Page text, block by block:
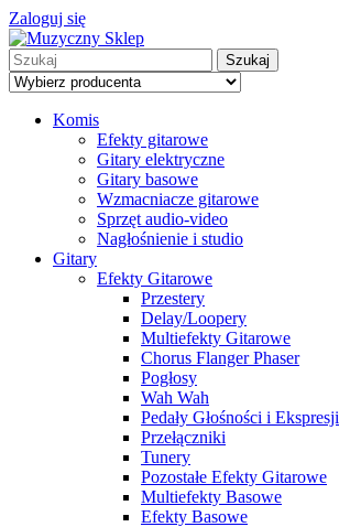
Zaloguj się
Szukaj
Komis
Efekty gitarowe
Gitary elektryczne
Gitary basowe
Wzmacniacze gitarowe
Sprzęt audio-video
Nagłośnienie i studio
Gitary
Efekty Gitarowe
Przestery
Delay/Loopery
Multiefekty Gitarowe
Chorus Flanger Phaser
Pogłosy
Wah Wah
Pedały Głośności i Ekspresji
Przełączniki
Tunery
Pozostałe Efekty Gitarowe
Multiefekty Basowe
Efekty Basowe